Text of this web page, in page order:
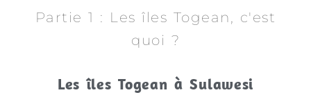
Partie 1 : Les îles Togean, c'est
quoi ?
Les îles Togean à Sulawesi